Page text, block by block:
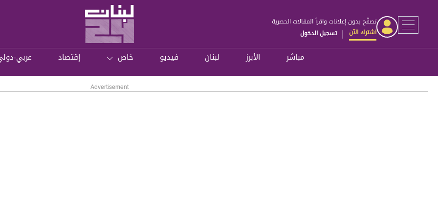
تصفّح بدون إعلانات واقرأ المقالات الحصرية
اشترك الآن | تسجيل الدخول
مباشر الأبرز لبنان فيديو خاص إقتصاد عربي-
Advertisement